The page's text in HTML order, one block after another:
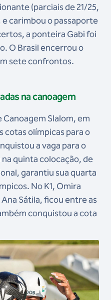
(parciais de 21/25,
e carimbou o passaporte
a ponteira Gabi foi
O Brasil encerrou o
sete confrontos.
na canoagem
Slalom, em
cotas olímpicas para o
a vaga para o
quinta colocação, de
garantiu sua quarta
No K1, Omira
Sátila, ficou entre as
conquistou a cota